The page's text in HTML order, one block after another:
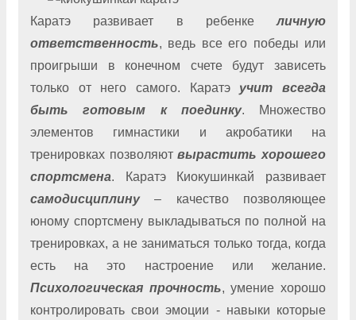
Каратэ развивает в ребенкеличную
ответственность, ведь все его победы или
проигрыши в конечном счете будут зависеть
только от него самого. Каратэ учит всегда
быть готовым к поединку. Множество
элементов гимнастики и акробатики на
тренировках позволяютвырастить хорошего
спортсмена. Каратэ Киокушинкай развивает
самодисциплину– качество позволяющее
юному спортсмену выкладываться по полной на
тренировках, а не заниматься только тогда, когда
есть на это настроение или желание.
Психологическая прочность, умение хорошо
контролировать свои эмоции - навыки которые